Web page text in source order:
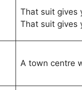
That suit gives
That suit gives
A town centre